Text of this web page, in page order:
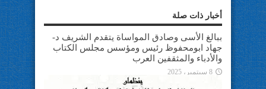
أخبار ذات صلة
ببالغ الأسى وصادق المواساة يتقدم الشريف د-
جهاد ابومحفوظ رئيس ومؤسس مجلس الكتاب
والأدباء والمثقفين العرب
8 سبتمبر، 2025